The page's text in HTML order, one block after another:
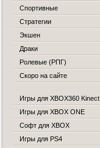
Спортивные
Стратегии
Экшен
Драки
Ролевые (РПГ)
Скоро на сайте
Игры для XBOX360 Kinect
Игры для XBOX ONE
Софт для XBOX
Игры для PS4